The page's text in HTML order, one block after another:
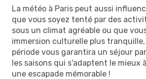
La météo à Paris peut aussi
que vous soyez tenté par des
sous un climat agréable ou que
immersion culturelle plus
période vous garantira un séjour
les saisons qui s'adaptent le mieux
une escapade mémorable !